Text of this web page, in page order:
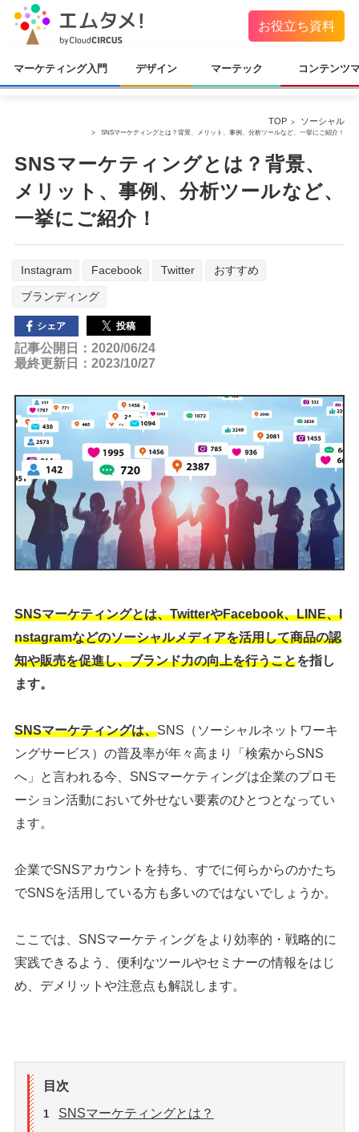
お役立ち資料
マーケティング入門 デザイン マーテック コンテンツ
TOP ソーシャル
SNSマーケティングとは？背景、メリット、事例、分析ツールなど、一挙にご紹介！
SNSマーケティングとは？背景、
メリット、事例、分析ツールなど、
一挙にご紹介！
Instagram Facebook Twitter おすすめ
ブランディング
シェア 投稿
記事公開日：2020/06/24
最終更新日：2023/10/27
SNSマーケティングとは、TwitterやFacebook、LINE、I
nstagramなどのソーシャルメディアを活用して商品の認
知や販売を促進し、ブランド力の向上を行うことを指し
ます。
SNSマーケティングは、SNS（ソーシャルネットワーキ
ングサービス）の普及率が年々高まり「検索からSNS
へ」と言われる今、SNSマーケティングは企業のプロモ
ーション活動において外せない要素のひとつとなってい
ます。
企業でSNSアカウントを持ち、すでに何らからのかたち
でSNSを活用している方も多いのではないでしょうか。
ここでは、SNSマーケティングをより効率的・戦略的に
実践できるよう、便利なツールやセミナーの情報をはじ
め、デメリットや注意点も解説します。
目次
1 SNSマーケティングとは？